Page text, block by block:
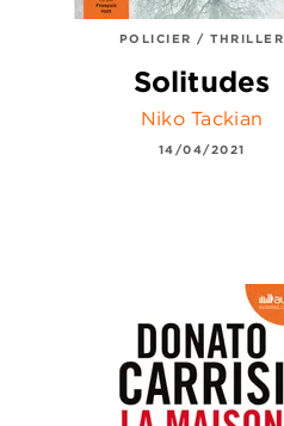
POLICIER / THRILLER
Solitudes
Niko Tackian
14/04/2021